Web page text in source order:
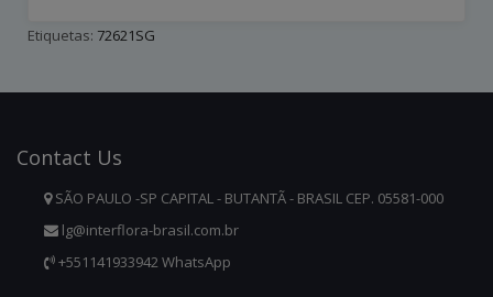
Etiquetas: 72621SG
Contact Us
SÃO PAULO -SP CAPITAL - BUTANTÃ - BRASIL CEP. 05581-000
lg@interflora-brasil.com.br
+551141933942 WhatsApp